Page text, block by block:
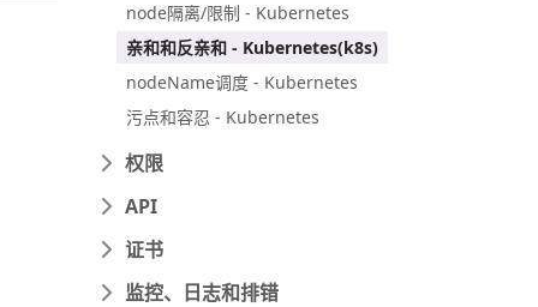
node隔离/限制 - Kubernetes
亲和和反亲和 - Kubernetes(k8s)
nodeName调度 - Kubernetes
污点和容忍 - Kubernetes
权限
API
证书
监控、日志和排错